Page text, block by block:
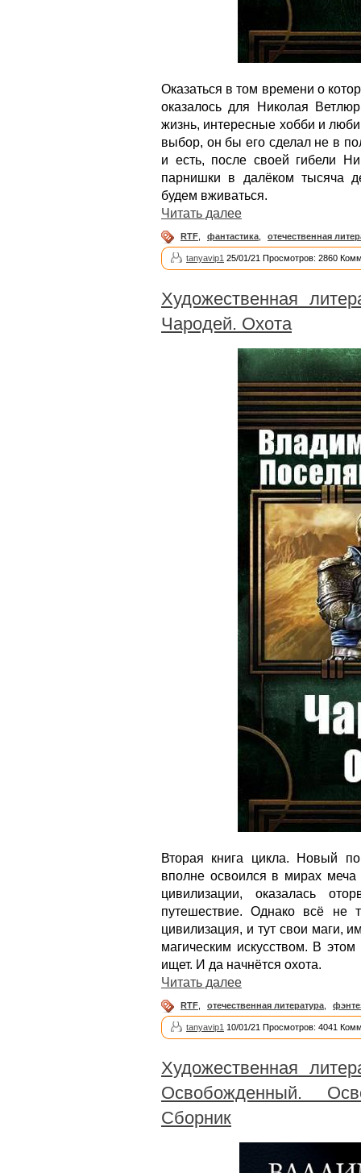
Оказаться в том времени о
оказалось для Николая
жизнь, интересные хобби и
выбор, он бы его сделал не в
и есть, после своей гибели
парнишки в далёком тысяча
будем вживаться.
Читать далее
RTF фантастика отечественная
tanyavip1 25/01/21 Просмотров: 2860
Художественная
Чародей. Охота
Вторая книга цикла. Новый
вполне освоился в мирах
цивилизации, оказалась
путешествие. Однако всё не
цивилизация, и тут свои
магическим искусством. В
ищет. И да начнётся охота.
Читать далее
RTF отечественная литература
tanyavip1 10/01/21 Просмотров: 4041
Художественная
Освобожденный.
Сборник